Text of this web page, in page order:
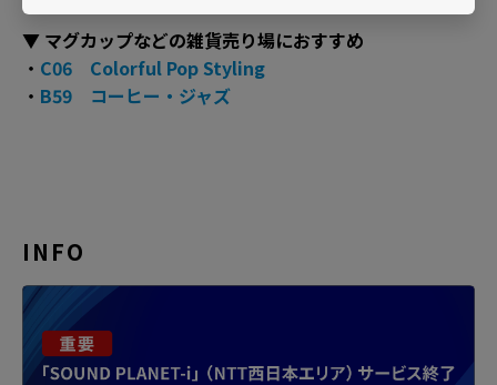
▼ マグカップなどの雑貨売り場におすすめ
・ C06 Colorful Pop Styling
・ B59 コーヒー・ジャズ
INFO